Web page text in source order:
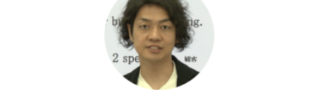
・龍谷大英語(整序英作文対策にオススメ)
・厳選36題受験数学ⅠＡⅡＢ 応用（共通テス
ト・２次試験対策）
・基礎古文Ⅱ（読解）
・共通テストレベル古文基礎
・共通テストレベル古文発展
・理系化学講義(理論化学)
・化学基礎＋化学 演習 (基礎〜応用)
・共通テスト化学基礎過去問演習
・共通テストレベル化学基礎
・世界史一問一答
・共通テスト対策世界史演習
・共通テスト世界史過去問演習
・共通テストレベル世界史演習